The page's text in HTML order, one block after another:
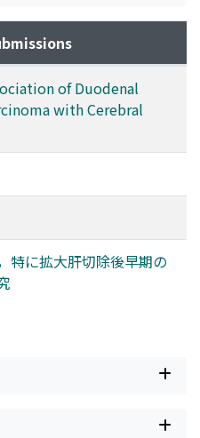
of Duodenal
with Cerebral
特に拡大肝切除後早期の